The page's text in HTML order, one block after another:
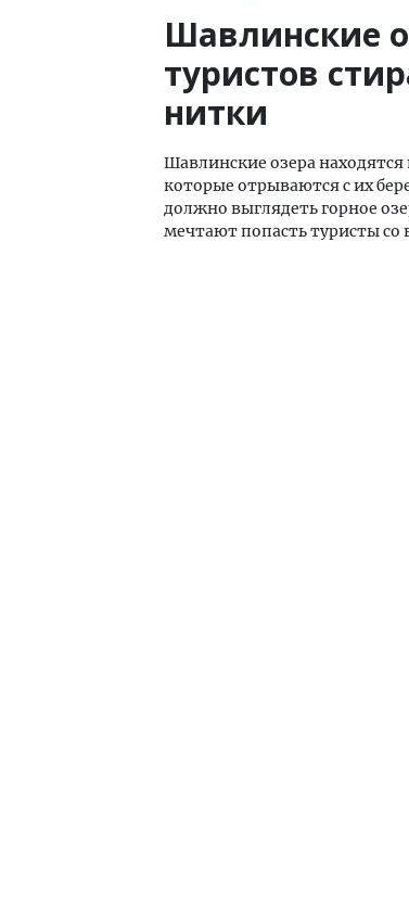
Шавлинские
туристов
нитки
Шавлинские озера
которые отрываются с их
должно выглядеть горное
мечтают попасть туристы со